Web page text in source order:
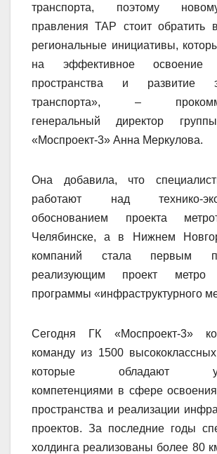
транспорта, поэтому
правления ТАР стоит обратить
региональные инициативы,
на эффективное освоение
пространства и развитие
транспорта», –
генеральный директор
«Моспроект-3» Анна Меркулова.
Она добавила, что
работают над технико-
обоснованием проекта
Челябинске, а в Нижнем
компаний стала первым
реализующим проект
программы «инфраструктурного
Сегодня ГК «Моспроект-3»
команду из 1500
которые обладают
компетенциями в сфере
пространства и реализации
проектов. За последние годы
холдинга реализованы более 80